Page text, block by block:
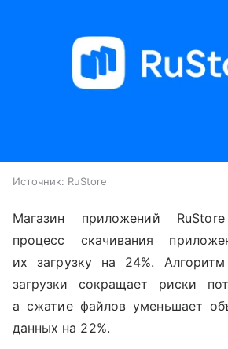
Источник: RuStore
Магазин приложений
процесс скачивания
их загрузку на 24%. Алгоритм
загрузки сокращает риски
а сжатие файлов уменьшает
данных на 22%.